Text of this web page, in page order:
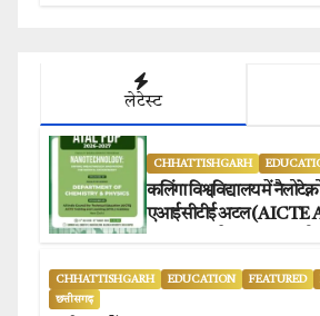
लेटेस्ट
CHHATTISHGARH
कलिंगा विश्वविद्यालय में
एआईसीटीई अटल (AICTE
CHHATTISHGARH EDUCATION FEATURED
छत्तीसगढ़